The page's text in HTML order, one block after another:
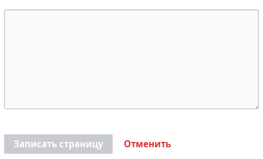
Записать страницу Отменить